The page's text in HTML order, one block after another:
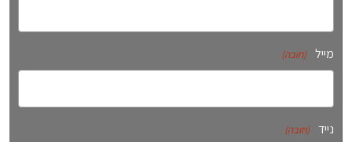
מייל (חובה)
נייד (חובה)